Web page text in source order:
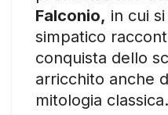
Falconio, in cui
simpatico
conquista dello
arricchito anche
mitologia classica.